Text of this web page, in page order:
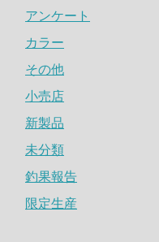
アンケート
カラー
その他
小売店
新製品
未分類
釣果報告
限定生産